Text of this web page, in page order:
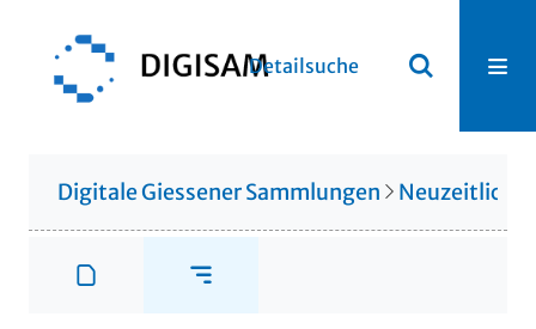
Detailsuche
Digitale Giessener Sammlungen Neuzeitliche